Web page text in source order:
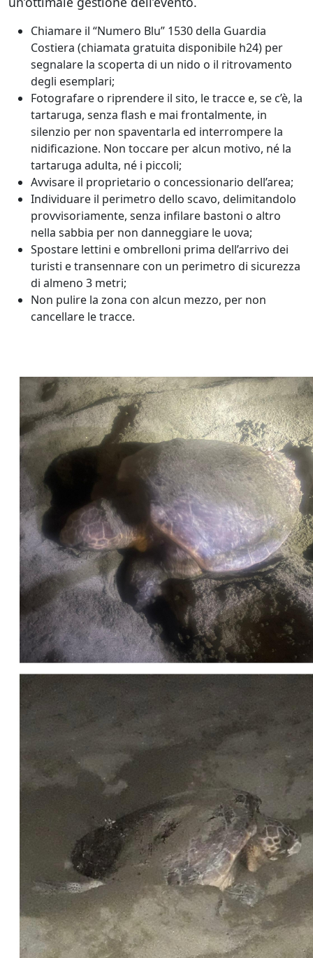
Chiamare il “Numero Blu” 1530 della Guardia
Costiera (chiamata gratuita disponibile h24) per
segnalare la scoperta di un nido o il ritrovamento
degli esemplari;
Fotografare o riprendere il sito, le tracce e, se c’è, la
tartaruga, senza flash e mai frontalmente, in
silenzio per non spaventarla ed interrompere la
nidificazione. Non toccare per alcun motivo, né la
tartaruga adulta, né i piccoli;
Avvisare il proprietario o concessionario dell’area;
Individuare il perimetro dello scavo, delimitandolo
provvisoriamente, senza infilare bastoni o altro
nella sabbia per non danneggiare le uova;
Spostare lettini e ombrelloni prima dell’arrivo dei
turisti e transennare con un perimetro di sicurezza
di almeno 3 metri;
Non pulire la zona con alcun mezzo, per non
cancellare le tracce.